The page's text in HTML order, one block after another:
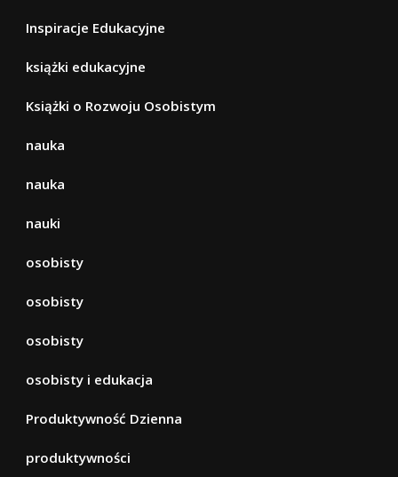
Inspiracje Edukacyjne
książki edukacyjne
Książki o Rozwoju Osobistym
nauka
nauka
nauki
osobisty
osobisty
osobisty
osobisty i edukacja
Produktywność Dzienna
produktywności